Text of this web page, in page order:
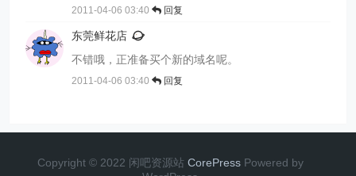
2011-04-06 03:40 回复
东莞鲜花店
不错哦，正准备买个新的域名呢。
2011-04-06 03:40 回复
Copyright © 2022 闲吧资源站 CorePress Powered by